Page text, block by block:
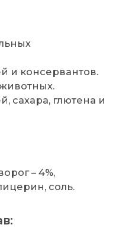
и консервантов.
сахара, глютена и
– 4%,
соль.